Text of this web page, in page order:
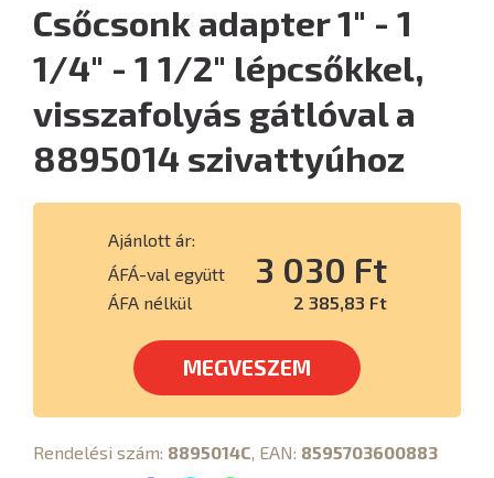
Csőcsonk adapter 1" - 1
1/4" - 1 1/2" lépcsőkkel,
visszafolyás gátlóval a
8895014 szivattyúhoz
Ajánlott ár:
ÁFÁ-val együtt
3 030 Ft
ÁFA nélkül 2 385,83 Ft
MEGVESZEM
Rendelési szám: 8895014C, EAN: 8595703600883